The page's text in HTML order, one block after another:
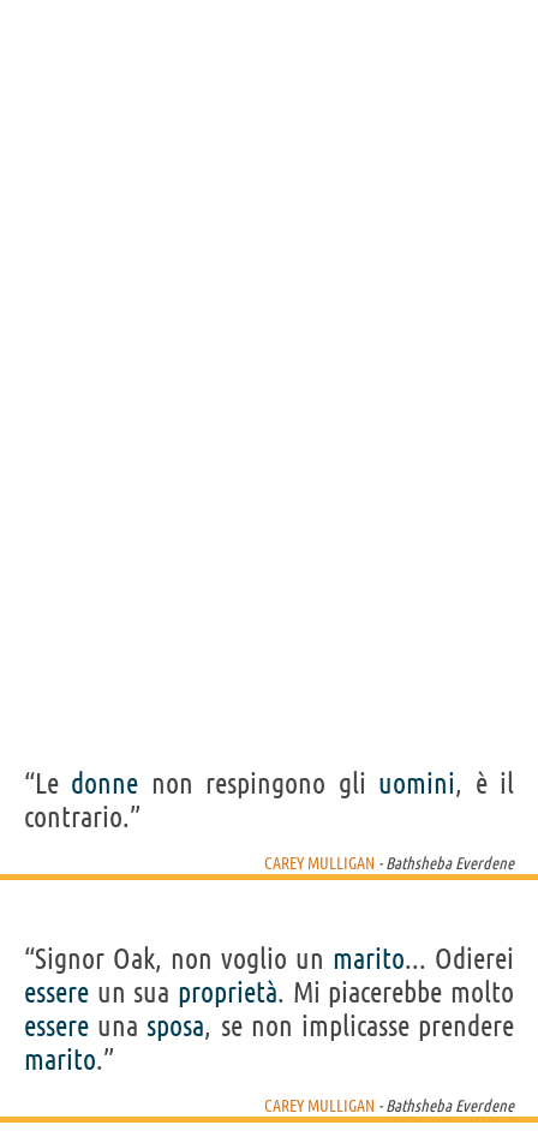
“Le donne non respingono gli uomini, è il
contrario.”
CAREY MULLIGAN - Bathsheba Everdene
“Signor Oak, non voglio un marito... Odierei
essere un sua proprietà. Mi piacerebbe molto
essere una sposa, se non implicasse prendere
marito.”
CAREY MULLIGAN - Bathsheba Everdene